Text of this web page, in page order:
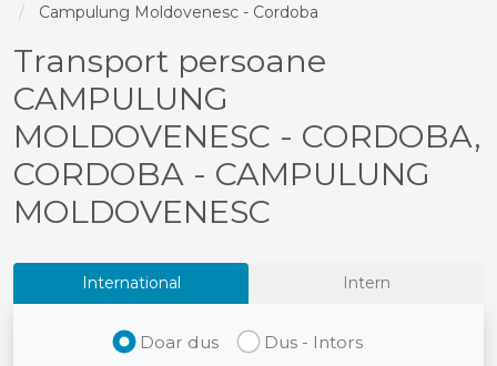
Campulung Moldovenesc - Cordoba
Transport persoane
CAMPULUNG
MOLDOVENESC - CORDOBA,
CORDOBA - CAMPULUNG
MOLDOVENESC
International Intern
Doar dus Dus - Intors